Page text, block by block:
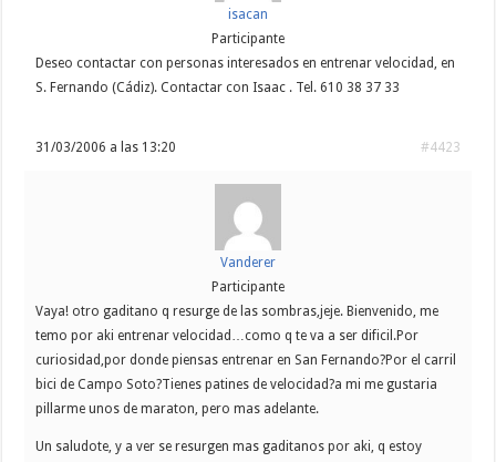
isacan
Participante
Deseo contactar con personas interesados en entrenar velocidad, en
S. Fernando (Cádiz). Contactar con Isaac . Tel. 610 38 37 33
31/03/2006 a las 13:20 #4423
Vanderer
Participante
Vaya! otro gaditano q resurge de las sombras,jeje. Bienvenido, me
temo por aki entrenar velocidad…como q te va a ser dificil.Por
curiosidad,por donde piensas entrenar en San Fernando?Por el carril
bici de Campo Soto?Tienes patines de velocidad?a mi me gustaria
pillarme unos de maraton, pero mas adelante.
Un saludote, y a ver se resurgen mas gaditanos por aki, q estoy